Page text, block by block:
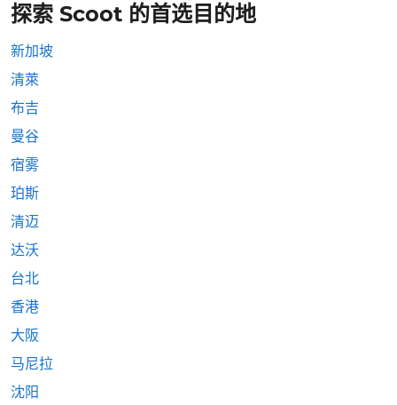
探索 Scoot 的首选目的地
新加坡
清萊
布吉
曼谷
宿雾
珀斯
清迈
达沃
台北
香港
大阪
马尼拉
沈阳